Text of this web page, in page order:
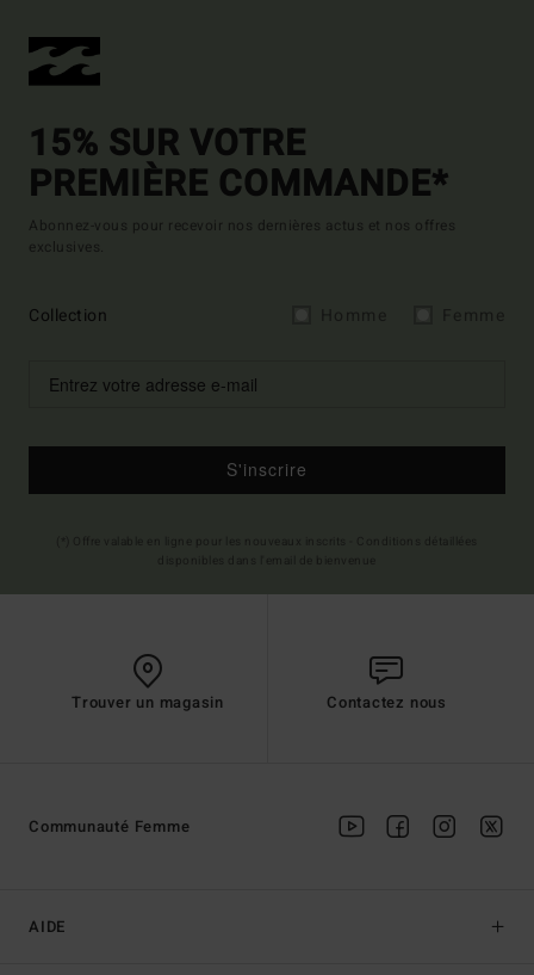
15% SUR VOTRE
PREMIÈRE COMMANDE*
Abonnez-vous pour recevoir nos dernières actus et nos offres
exclusives.
Collection
S'inscrire
Trouver un magasin Contactez nous
AIDE
Communauté Femme